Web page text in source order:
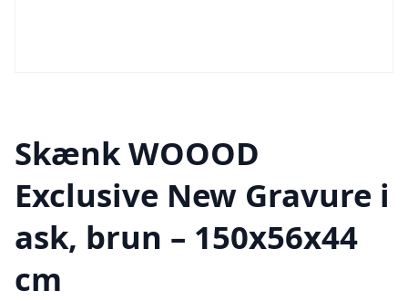
Skænk WOOOD
Exclusive New Gravure i
ask, brun – 150x56x44
cm